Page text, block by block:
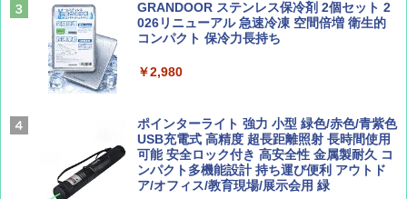
Coyote No.89 特集 星野道夫 夢見る旅
AIRLINE（エアライン）2026年9月号【特
集】ボーイング110周年を祝して！
￥1,760
A26 地球の歩き方 チェコ ポーランド スロヴ
ァキア 2026～2027 地球の歩き方A ヨーロッ
新しい日本地理 地図・統計・移動から読み
解く (講談社現代新書)
￥1,540
500002(88859)
￥5,999
ーティング フルクローズ メッシュ 3-4人用
簡単設置 ポップアップテント エクルベージ
ュ(BC仕様) PATC-150B(EB)
￥9,990
GRANDOOR ステンレス保冷剤 2個セット 2
026リニューアル 急速冷凍 空間倍増 衛生的
コンパクト 保冷力長持ち
￥2,980
ポインターライト 強力 小型 緑色/赤色/青紫色
USB充電式 高精度 超長距離照射 長時間使用
可能 安全ロック付き 高安全性 金属製耐久 コ
ンパクト多機能設計 持ち運び便利 アウトド
ア/オフィス/教育現場/展示会用 緑